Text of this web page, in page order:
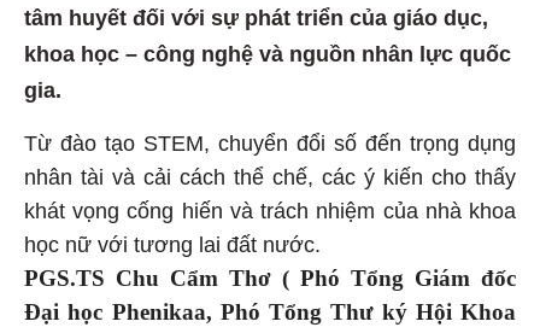
tâm huyết đối với sự phát triển của giáo dục,
khoa học – công nghệ và nguồn nhân lực quốc
gia.
Từ đào tạo STEM, chuyển đổi số đến trọng dụng
nhân tài và cải cách thể chế, các ý kiến cho thấy
khát vọng cống hiến và trách nhiệm của nhà khoa
học nữ với tương lai đất nước.
PGS.TS Chu Cẩm Thơ ( Phó Tổng Giám đốc
Đại học Phenikaa, Phó Tổng Thư ký Hội Khoa